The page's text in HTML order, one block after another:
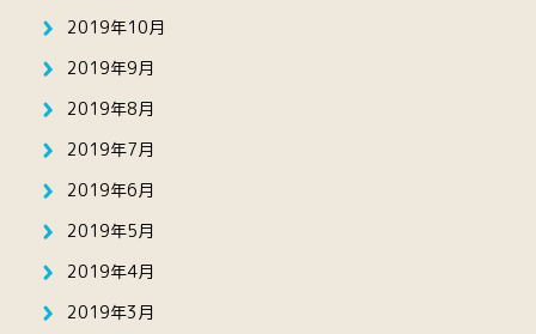
2019年10月
2019年9月
2019年8月
2019年7月
2019年6月
2019年5月
2019年4月
2019年3月